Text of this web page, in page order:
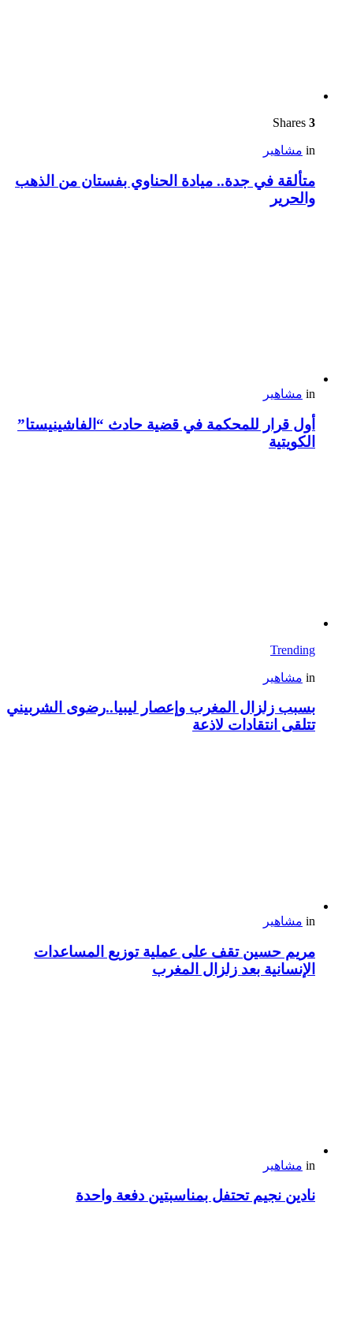
3
in مشاهير
متألقة في جدة.. ميادة الحناوي بفستان من الذهب
والحرير
in مشاهير
أول قرار للمحكمة في قضية حادث “الفاشينيستا”
الكويتية
Trending
in مشاهير
بسبب زلزال المغرب وإعصار ليبيا..رضوى الشربيني
تتلقى انتقادات لاذعة
in مشاهير
مريم حسين تقف على عملية توزيع المساعدات
الإنسانية بعد زلزال المغرب
in مشاهير
نادين نجيم تحتفل بمناسبتين دفعة واحدة